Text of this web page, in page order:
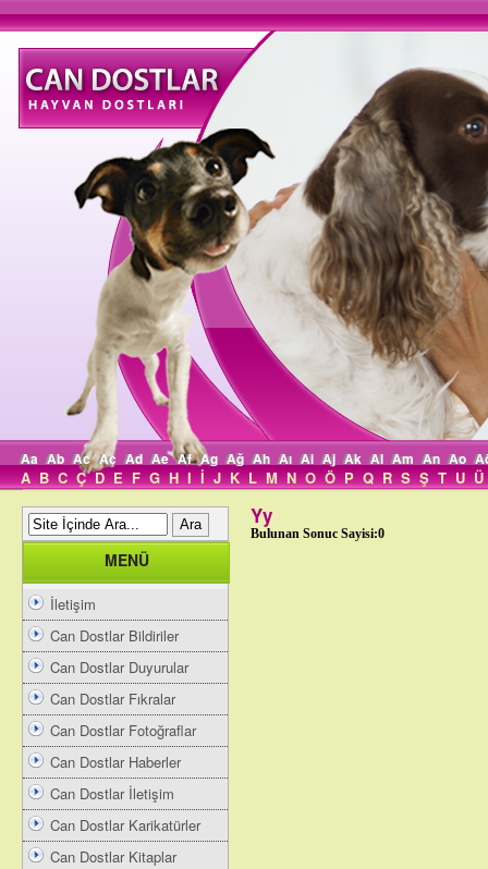
Aa Ab Ac Aç Ad Ae Af Ag Ağ Ah Aı Ai Aj Ak Al Am An Ao
A B C Ç D E F G H I İ J K L M N O Ö P Q R S Ş T U Ü
MENÜ
İletişim
Can Dostlar Bildiriler
Can Dostlar Duyurular
Can Dostlar Fıkralar
Can Dostlar Fotoğraflar
Can Dostlar Haberler
Can Dostlar İletişim
Can Dostlar Karikatürler
Can Dostlar Kitaplar
Yy
Bulunan Sonuc Sayisi:0